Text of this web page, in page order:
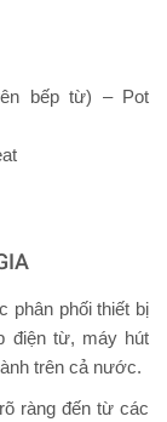
bếp từ) – Pot
phân phối thiết bị
điện từ, máy hút
trên cả nước.
ràng đến từ các